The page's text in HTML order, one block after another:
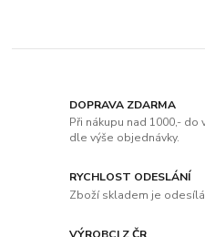
DOPRAVA ZDARMA
Při nákupu nad 1000,-
dle výše objednávky.
RYCHLOST ODESLÁNÍ
Zboží skladem je